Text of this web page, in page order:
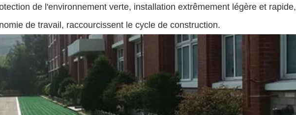
de l'environnement verte, installation extrêmement légère et rapide,
de travail, raccourcissent le cycle de construction.